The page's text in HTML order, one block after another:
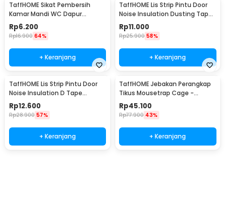
TaffHOME Sikat Pembersih
Kamar Mandi WC Dapur
Sponge Brush - 8211
Rp6.200
Rp16.900 64%
+ Keranjang
TaffHOME Lis Strip Pintu Door
Noise Insulation Dusting Tape
5Mx9mmx9mm - KK-061
Rp11.000
Rp25.900 58%
+ Keranjang
TaffHOME Lis Strip Pintu Door
Noise Insulation D Tape
9x6mm 10M - KK-062
Rp12.600
Rp28.900 57%
+ Keranjang
TaffHOME Jebakan Perangkap
Tikus Mousetrap Cage -
HU1999
Rp45.100
Rp77.900 43%
+ Keranjang